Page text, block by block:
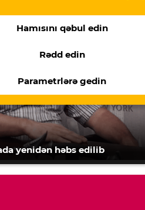
Hamısını qəbul edin
Rədd edin
Parametrlərə gedin
yenidən həbs edilib